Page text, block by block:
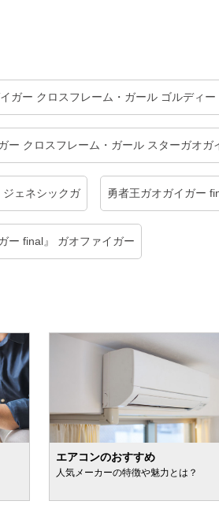
ガー クロスフレーム・ガール ゴルディー
ー クロスフレーム・ガール スターガオガ
ェネシックガ 勇者王ガオガイガー
ー final』 ガオファイガー
エアコンのおすすめ
人気メーカーの特徴や魅力とは？